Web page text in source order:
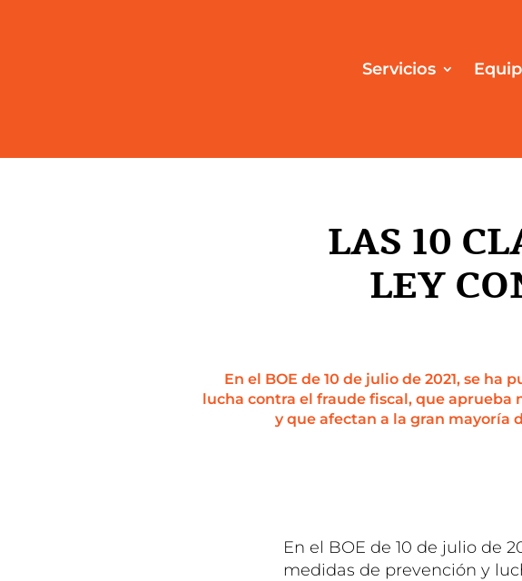
Servicios
LAS 10
LEY
En el BOE de 10 de julio de 2021, se ha
lucha contra el fraude fiscal, que
y que afectan a la gran mayoría
En el BOE de 10 de julio de
medidas de prevención y